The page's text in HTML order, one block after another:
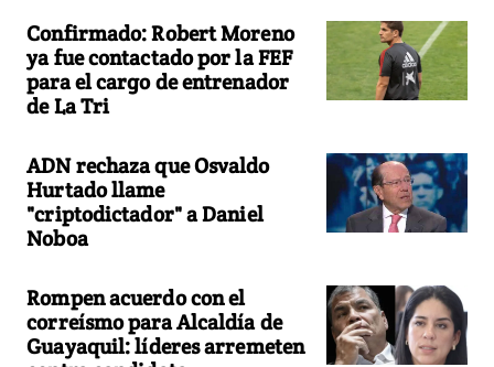
Confirmado: Robert Moreno
ya fue contactado por la FEF
para el cargo de entrenador
de La Tri
ADN rechaza que Osvaldo
Hurtado llame
"criptodictador" a Daniel
Noboa
Rompen acuerdo con el
correísmo para Alcaldía de
Guayaquil: líderes arremeten